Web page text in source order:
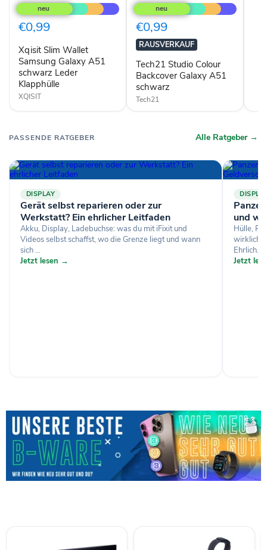
Slim
Wallet
Samsung
Galaxy
schwarz
Leder
Klapphülle
€0,99
Xqisit Slim Wallet
Samsung Galaxy A51
schwarz Leder
Klapphülle
XQISIT
Studio
Colour
Backcover
Galaxy
A51
schwarz
€0,99
RAUSVERKAUF
Tech21 Studio Colour
Backcover Galaxy A51
schwarz
Tech21
PASSENDE RATGEBER Alle Ratgeber →
DISPLAY
Gerät selbst reparieren oder zur
Werkstatt? Ein ehrlicher Leitfaden
Akku, Display, Ladebuchse: was du mit iFixit und
Videos selbst schaffst, wo die Grenze liegt und wann
sich ...
Jetzt lesen →
und
Hülle,
wirklich
Ehrlich...
Jetzt